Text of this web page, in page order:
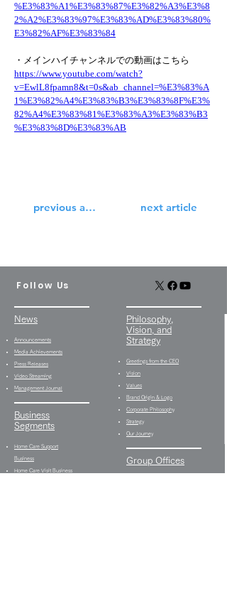
%E3%83%A1%E3%83%87%E3%82%A3%E3%8
2%A2%E3%83%97%E3%83%AD%E3%83%80%
E3%82%AF%E3%83%84
・メインハイチャンネルでの動画はこちら
https://www.youtube.com/watch?
v=EwlL8fpamn8&t=0s&ab_channel=%E3%83%A
1%E3%82%A4%E3%83%B3%E3%83%8F%E3%
82%A4%E3%83%81%E3%83%A3%E3%83%B3
%E3%83%8D%E3%83%AB
previous article next article
Follow Us
News
Announcements
Media Achievements
Press Releases
Video Streaming
Management Journal
Business
Segments
Home Care Support
Business
Home Care Visit Business
Philosophy,
Vision, and
Strategy
Greetings from the CEO
Vision
Values
Brand Origin & Logo
Corporate Philosophy
Strategy
Our Journey
Group Offices